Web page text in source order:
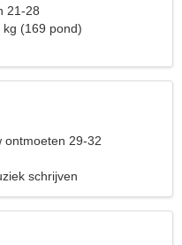
21-28
(169 pond)
ontmoeten 29-32
schrijven